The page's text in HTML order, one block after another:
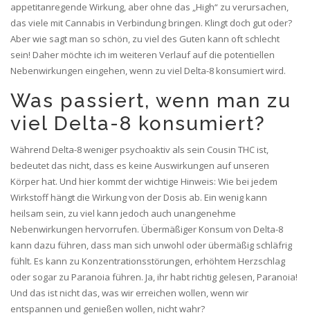
appetitanregende Wirkung, aber ohne das „High“ zu verursachen,
das viele mit Cannabis in Verbindung bringen. Klingt doch gut oder?
Aber wie sagt man so schön, zu viel des Guten kann oft schlecht
sein! Daher möchte ich im weiteren Verlauf auf die potentiellen
Nebenwirkungen eingehen, wenn zu viel Delta-8 konsumiert wird.
Was passiert, wenn man zu
viel Delta-8 konsumiert?
Während Delta-8 weniger psychoaktiv als sein Cousin THC ist,
bedeutet das nicht, dass es keine Auswirkungen auf unseren
Körper hat. Und hier kommt der wichtige Hinweis: Wie bei jedem
Wirkstoff hängt die Wirkung von der Dosis ab. Ein wenig kann
heilsam sein, zu viel kann jedoch auch unangenehme
Nebenwirkungen hervorrufen. Übermäßiger Konsum von Delta-8
kann dazu führen, dass man sich unwohl oder übermäßig schläfrig
fühlt. Es kann zu Konzentrationsstörungen, erhöhtem Herzschlag
oder sogar zu Paranoia führen. Ja, ihr habt richtig gelesen, Paranoia!
Und das ist nicht das, was wir erreichen wollen, wenn wir
entspannen und genießen wollen, nicht wahr?